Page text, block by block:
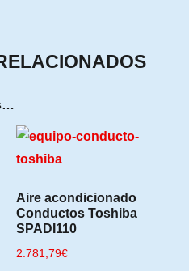
Aire acondicionado
Conductos Toshiba
SPADI110
2.781,79€